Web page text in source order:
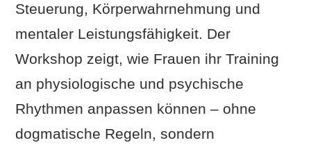
Steuerung, Körperwahrnehmung und
mentaler Leistungsfähigkeit. Der
Workshop zeigt, wie Frauen ihr Training
an physiologische und psychische
Rhythmen anpassen können – ohne
dogmatische Regeln, sondern